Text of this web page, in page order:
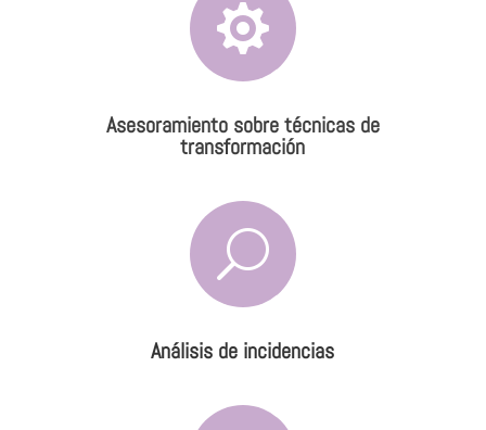

Asesoramiento sobre técnicas de
transformación
U
Análisis de incidencias